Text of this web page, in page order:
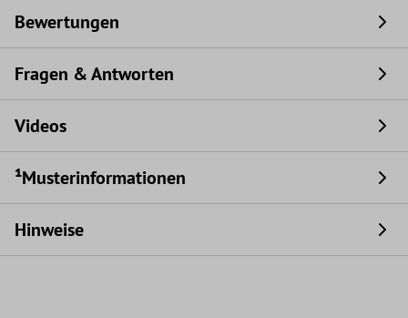
Bewertungen
Fragen & Antworten
Videos
¹Musterinformationen
Hinweise